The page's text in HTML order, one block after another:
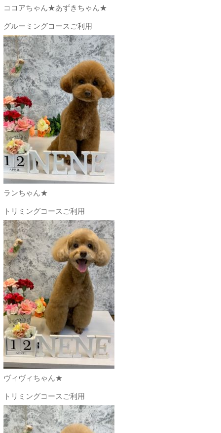
ココアちゃん★あずきちゃん★
グルーミングコースご利用
ランちゃん★
トリミングコースご利用
ヴィヴィちゃん★
トリミングコースご利用